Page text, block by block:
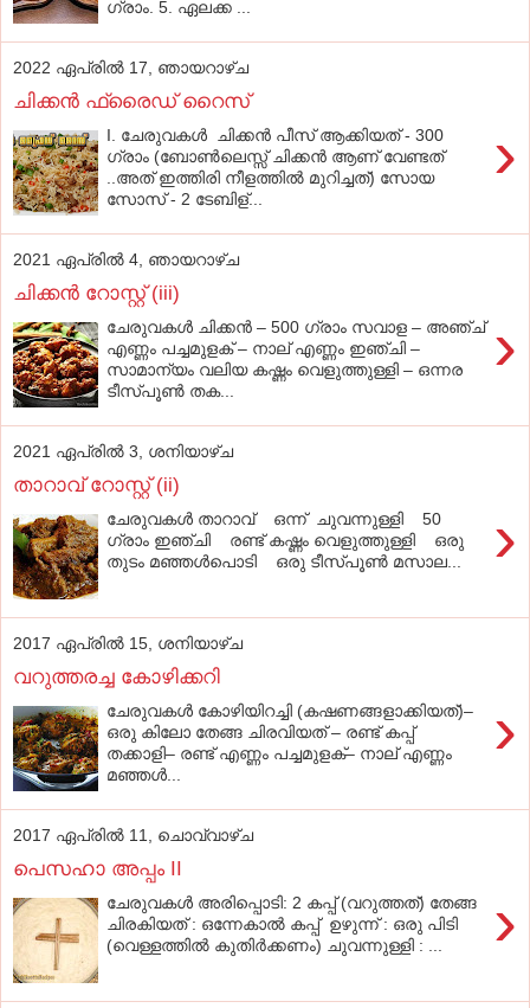
ഗ്രാം. 5. ഏലക്ക ...
2022 ഏപ്രിൽ 17, ഞായറാഴ്‌ച
ചിക്കന്‍ ഫ്രൈഡ് റൈസ്‌
›
I. ചേരുവകൾ ചിക്കന്‍ പീസ് ആക്കിയത് - 300
ഗ്രാം (ബോണ്‍ലെസ്സ് ചിക്കന്‍ ആണ് വേണ്ടത്
..അത് ഇത്തിരി നീളത്തില്‍ മുറിച്ചത്) സോയ
സോസ് - 2 ടേബിള്...
2021 ഏപ്രിൽ 4, ഞായറാഴ്‌ച
ചിക്കന്‍ റോസ്റ്റ് (iii)
›
ചേരുവകള്‍ ചിക്കന്‍ – 500 ഗ്രാം സവാള – അഞ്ച്
എണ്ണം പച്ചമുളക് – നാല് എണ്ണം ഇഞ്ചി –
സാമാന്യം വലിയ കഷ്ണം വെളുത്തുള്ളി – ഒന്നര
ടീസ്പൂണ്‍ തക...
2021 ഏപ്രിൽ 3, ശനിയാഴ്‌ച
താറാവ് റോസ്റ്റ് (ii)
›
ചേരുവകള്‍ താറാവ് ഒന്ന് ചുവന്നുള്ളി 50
ഗ്രാം ഇഞ്ചി രണ്ട് കഷ്ണം വെളുത്തുള്ളി ഒരു
തുടം മഞ്ഞള്‍പൊടി ഒരു ടീസ്പൂണ്‍ മസാല...
2017 ഏപ്രിൽ 15, ശനിയാഴ്‌ച
വറുത്തരച്ച കോഴിക്കറി
›
ചേരുവകള്‍ കോഴിയിറച്ചി (കഷണങ്ങളാക്കിയത്)–
ഒരു കിലോ തേങ്ങ ചിരവിയത് – രണ്ട് കപ്പ്
തക്കാളി– രണ്ട് എണ്ണം പച്ചമുളക്– നാല് എണ്ണം
മഞ്ഞള്‍...
2017 ഏപ്രിൽ 11, ചൊവ്വാഴ്ച
പെസഹാ അപ്പം II
›
ചേരുവകൾ അരിപ്പൊടി: 2 കപ്പ് (വറുത്തത്) തേങ്ങ
ചിരകിയത് : ഒന്നേകാൽ കപ്പ് ഉഴുന്ന് : ഒരു പിടി
(വെള്ളത്തിൽ കുതിർക്കണം) ചുവന്നുള്ളി : ...